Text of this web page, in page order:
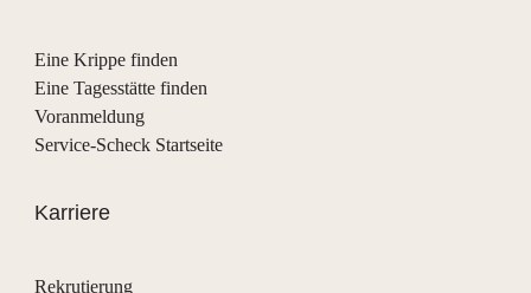
Eine Krippe finden
Eine Tagesstätte finden
Voranmeldung
Service-Scheck Startseite
Karriere
Rekrutierung